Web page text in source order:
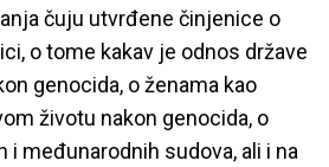
čuju utvrđene činjenice o
o tome kakav je odnos države
genocida, o ženama kao
životu nakon genocida, o
i međunarodnih sudova, ali i na